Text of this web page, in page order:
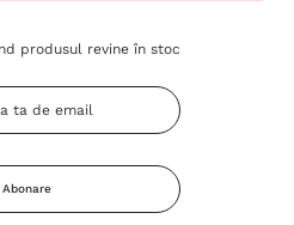
produsul revine în stoc
Abonare